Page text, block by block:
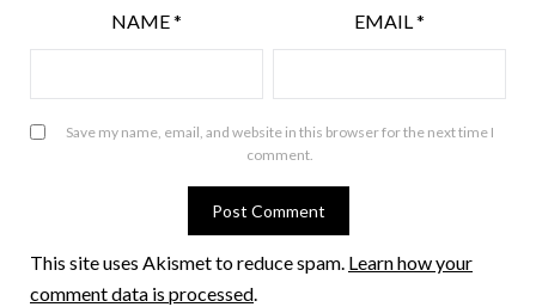
NAME* EMAIL*
Save my name, email, and website in this browser for the next time I
comment.
This site uses Akismet to reduce spam. Learn how your
comment data is processed.